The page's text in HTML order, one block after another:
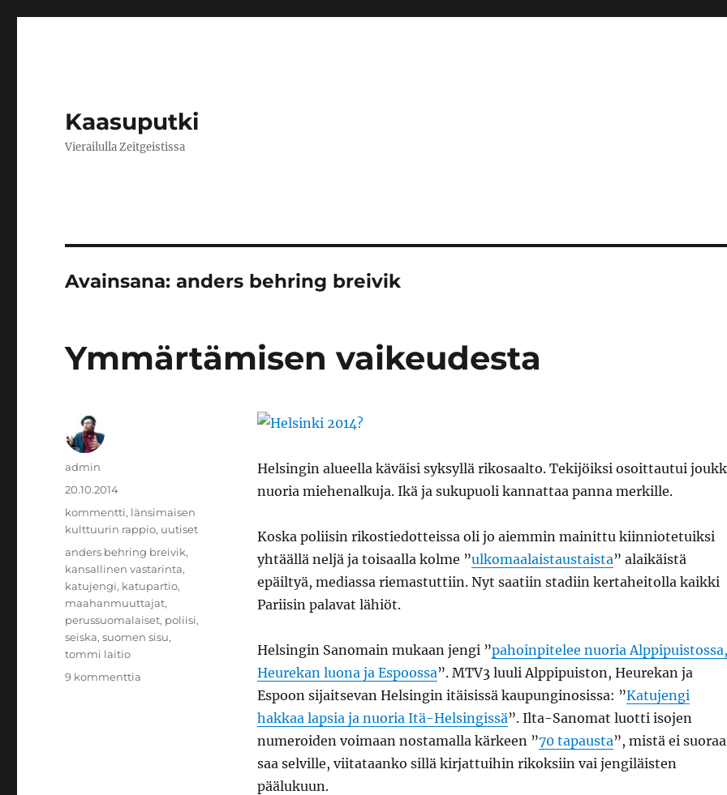
Kaasuputki
Vierailulla Zeitgeistissa
Avainsana:anders behring breivik
Ymmärtämisen vaikeudesta
Helsingin alueella käväisi syksyllä rikosaalto. Tekijöiksi osoittautui
nuoria miehenalkuja. Ikä ja sukupuoli kannattaa panna merkille.
Koska poliisin rikostiedotteissa oli jo aiemmin mainittu kiinniotetuiksi
yhtäällä neljä ja toisaalla kolme ”ulkomaalaistaustaista” alaikäistä
epäiltyä, mediassa riemastuttiin. Nyt saatiin stadiin kertaheitolla kaikki
Pariisin palavat lähiöt.
Helsingin Sanomain mukaan jengi ”pahoinpitelee nuoria Alppipuistossa,
Heurekan luona ja Espoossa”. MTV3 luuli Alppipuiston, Heurekan ja
Espoon sijaitsevan Helsingin itäisissä kaupunginosissa: ”Katujengi
hakkaa lapsia ja nuoria Itä-Helsingissä”. Ilta-Sanomat luotti isojen
numeroiden voimaan nostamalla kärkeen ”70 tapausta”, mistä ei
saa selville, viitataanko sillä kirjattuihin rikoksiin vai jengiläisten
päälukuun.
Kirjoittaja
admin
Julkaistu
20.10.2014
Kategoriat
kommentti, länsimaisen
kulttuurin rappio, uutiset
Avainsanat
anders behring breivik,
kansallinen vastarinta,
katujengi, katupartio,
maahanmuuttajat,
perussuomalaiset, poliisi,
seiska,suomen sisu,
tommi laitio
9 kommenttia